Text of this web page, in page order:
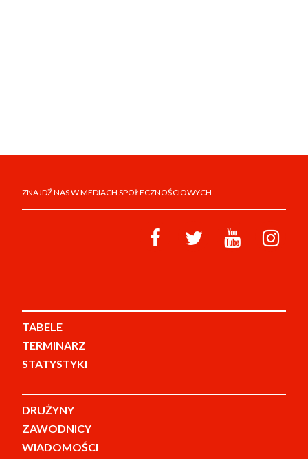
ZNAJDŹ NAS W MEDIACH SPOŁECZNOŚCIOWYCH
TABELE
TERMINARZ
STATYSTYKI
DRUŻYNY
ZAWODNICY
WIADOMOŚCI